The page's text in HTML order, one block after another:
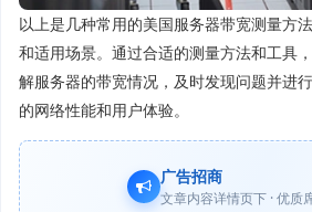
以上是几种常用的美国服务器带宽测量方
和适用场景。通过合适的测量方法和工具
解服务器的带宽情况，及时发现问题并进
的网络性能和用户体验。
广告招商
文章内容详情页下 · 优质